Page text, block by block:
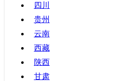
四川
贵州
云南
西藏
陕西
甘肃